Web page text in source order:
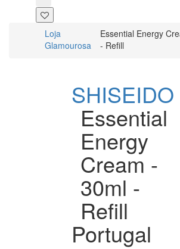
Loja
Glamourosa
Essential Energy
- Refill
SHISEIDO
Essential
Energy
Cream -
30ml -
Refill
Portugal